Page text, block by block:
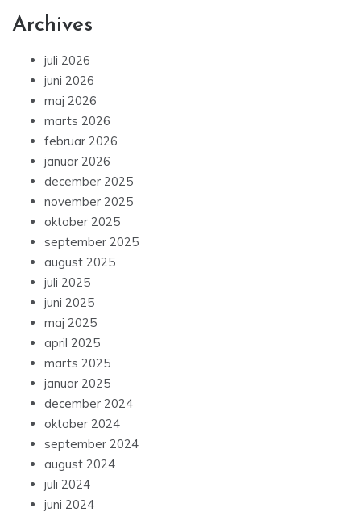
Archives
juli 2026
juni 2026
maj 2026
marts 2026
februar 2026
januar 2026
december 2025
november 2025
oktober 2025
september 2025
august 2025
juli 2025
juni 2025
maj 2025
april 2025
marts 2025
januar 2025
december 2024
oktober 2024
september 2024
august 2024
juli 2024
juni 2024